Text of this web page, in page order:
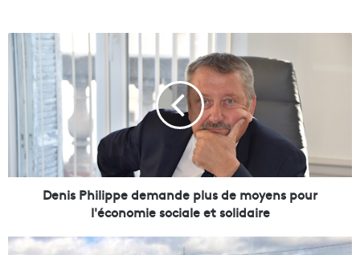
D
e
n
l
e
Denis Philippe demande plus de moyens pour
l'économie sociale et solidaire
L